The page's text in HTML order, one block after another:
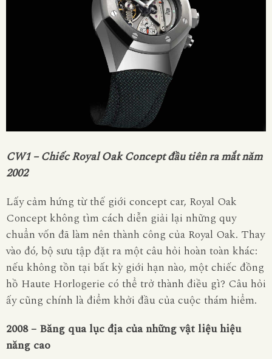
CW1 – Chiếc Royal Oak Concept đầu tiên ra mắt năm
2002
Lấy cảm hứng từ thế giới concept car, Royal Oak
Concept không tìm cách diễn giải lại những quy
chuẩn vốn đã làm nên thành công của Royal Oak. Thay
vào đó, bộ sưu tập đặt ra một câu hỏi hoàn toàn khác:
nếu không tồn tại bất kỳ giới hạn nào, một chiếc đồng
hồ Haute Horlogerie có thể trở thành điều gì? Câu hỏi
ấy cũng chính là điểm khởi đầu của cuộc thám hiểm.
2008 – Băng qua lục địa của những vật liệu hiệu
năng cao